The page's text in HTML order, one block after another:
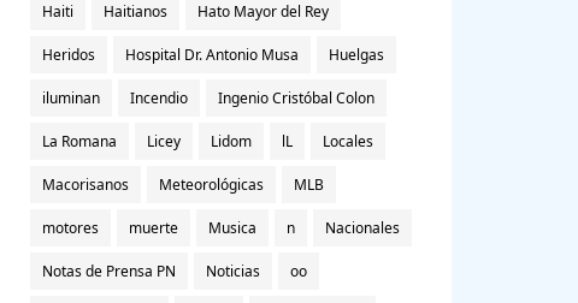
Haiti Haitianos Hato Mayor del Rey
Heridos Hospital Dr. Antonio Musa Huelgas
iluminan Incendio Ingenio Cristóbal Colon
La Romana Licey Lidom lL Locales
Macorisanos Meteorológicas MLB
motores muerte Musica n Nacionales
Notas de Prensa PN Noticias oo